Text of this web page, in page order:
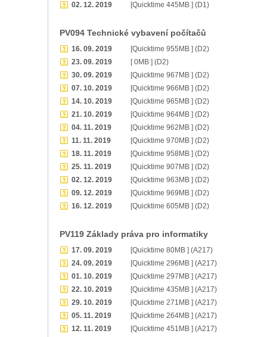
02. 12. 2019
[Quicktime 445MB ] (D1)
PV094 Technické vybavení počítačů
16. 09. 2019
[Quicktime 955MB ] (D2)
23. 09. 2019
[ 0MB ] (D2)
30. 09. 2019
[Quicktime 967MB ] (D2)
07. 10. 2019
[Quicktime 966MB ] (D2)
14. 10. 2019
[Quicktime 965MB ] (D2)
21. 10. 2019
[Quicktime 964MB ] (D2)
04. 11. 2019
[Quicktime 962MB ] (D2)
11. 11. 2019
[Quicktime 970MB ] (D2)
18. 11. 2019
[Quicktime 958MB ] (D2)
25. 11. 2019
[Quicktime 907MB ] (D2)
02. 12. 2019
[Quicktime 963MB ] (D2)
09. 12. 2019
[Quicktime 969MB ] (D2)
16. 12. 2019
[Quicktime 605MB ] (D2)
PV119 Základy práva pro informatiky
17. 09. 2019
[Quicktime 80MB ] (A217)
24. 09. 2019
[Quicktime 296MB ] (A217)
01. 10. 2019
[Quicktime 297MB ] (A217)
22. 10. 2019
[Quicktime 435MB ] (A217)
29. 10. 2019
[Quicktime 271MB ] (A217)
05. 11. 2019
[Quicktime 264MB ] (A217)
12. 11. 2019
[Quicktime 451MB ] (A217)